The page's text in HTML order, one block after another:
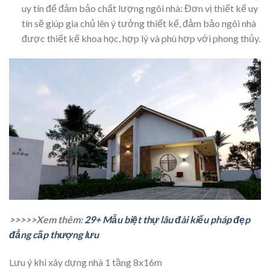
uy tín để đảm bảo chất lượng ngôi nhà: Đơn vị thiết kế uy
tín sẽ giúp gia chủ lên ý tưởng thiết kế, đảm bảo ngôi nhà
được thiết kế khoa học, hợp lý và phù hợp với phong thủy.
>>>>>Xem thêm:29+ Mẫu biệt thự lâu đài kiểu pháp đẹp
đẳng cấp thượng lưu
Lưu ý khi xây dựng nhà 1 tầng 8x16m